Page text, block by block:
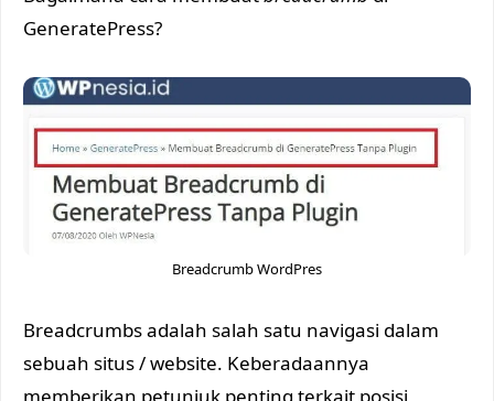
GeneratePress?
Breadcrumb WordPres
Breadcrumbs adalah salah satu navigasi dalam
sebuah situs / website. Keberadaannya